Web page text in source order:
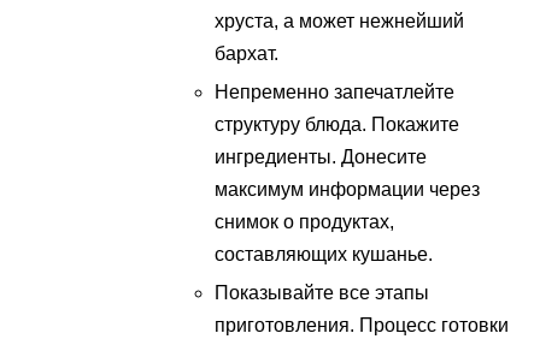
хруста, а может нежнейший
бархат.
Непременно запечатлейте
структуру блюда. Покажите
ингредиенты. Донесите
максимум информации через
снимок о продуктах,
составляющих кушанье.
Показывайте все этапы
приготовления. Процесс готовки